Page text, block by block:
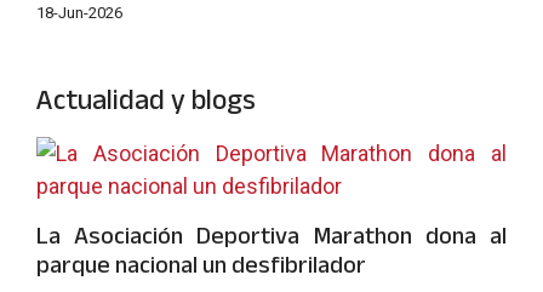
18-Jun-2026
Actualidad y blogs
La Asociación Deportiva Marathon dona al
parque nacional un desfibrilador